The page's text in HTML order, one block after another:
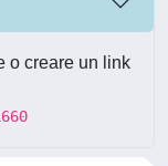
o creare un link